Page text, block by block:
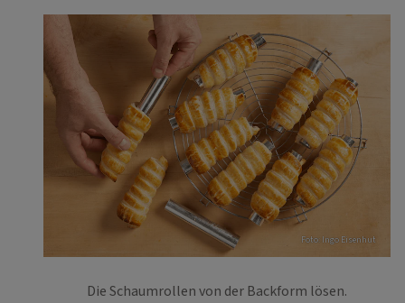
Foto: Ingo Eisenhut
Die Schaumrollen von der Backform lösen.